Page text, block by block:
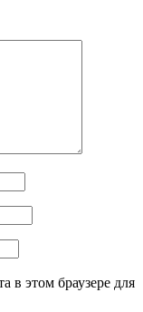
в этом браузере для